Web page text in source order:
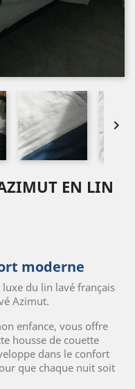

EN LIN
moderne
du lin lavé français
Azimut.
enfance, vous offre
housse de couette
dans le confort
que chaque nuit soit